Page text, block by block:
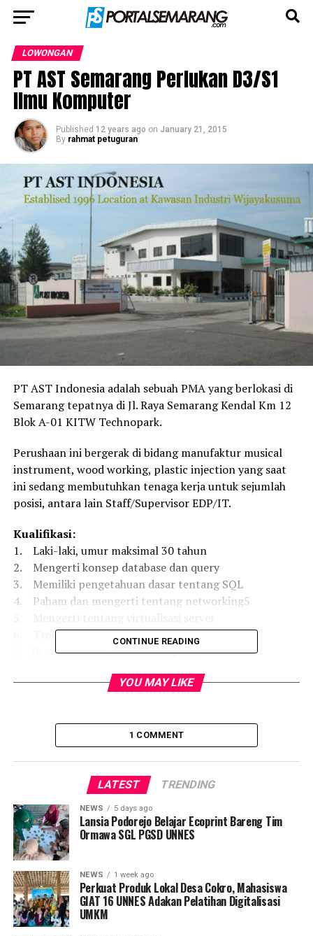
LOWONGAN
PT AST Semarang Perlukan D3/S1
Ilmu Komputer
Published 12 years ago on January 21, 2015
By rahmat petuguran
PT AST Indonesia adalah sebuah PMA yang berlokasi di
Semarang tepatnya di Jl. Raya Semarang Kendal Km 12
Blok A-01 KITW Technopark.
Perushaan ini bergerak di bidang manufaktur musical
instrument, wood working, plastic injection yang saat
ini sedang membutuhkan tenaga kerja untuk sejumlah
posisi, antara lain Staff/Supervisor EDP/IT.
Kualifikasi:
1. Laki-laki, umur maksimal 30 tahun
2. Mengerti konsep database dan query
3. Memiliki pengetahuan dasar tentang SQL
4. Paham dan mengerti tentang networking5
6. Trouble Shooting
7. Pendidikan D3/S1 Ilmu computer.
Cara Melamar:
Deadline:
4 Februari 2015
UP NEXT
PT Purinusa Ekapersada Bawen dan Demak Buka Dua
Lowongan
DON'T MISS
Lowongan Dosen di Udinus Semarang, Deadline 2
Februari 2015
CONTINUE READING
YOU MAY LIKE
1 COMMENT
LATEST TRENDING
NEWS 5 days ago
Lansia Podorejo Belajar Ecoprint Bareng Tim
Ormawa SGL PGSD UNNES
NEWS 1 week ago
Perkuat Produk Lokal Desa Cokro, Mahasiswa
GIAT 16 UNNES Adakan Pelatihan Digitalisasi
UMKM